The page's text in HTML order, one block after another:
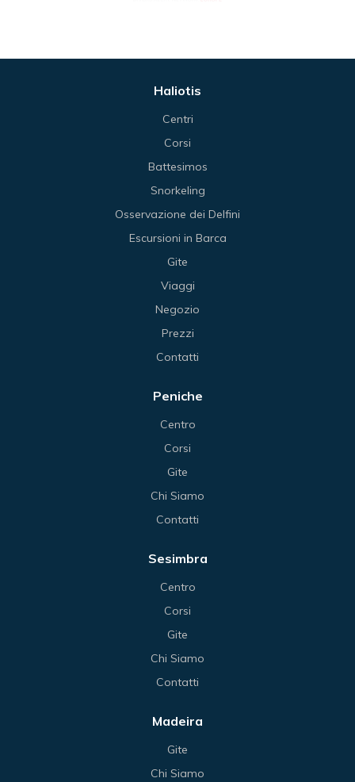
Haliotis
Centri
Corsi
Battesimos
Snorkeling
Osservazione dei Delfini
Escursioni in Barca
Gite
Viaggi
Negozio
Prezzi
Contatti
Peniche
Centro
Corsi
Gite
Chi Siamo
Contatti
Sesimbra
Centro
Corsi
Gite
Chi Siamo
Contatti
Madeira
Gite
Chi Siamo